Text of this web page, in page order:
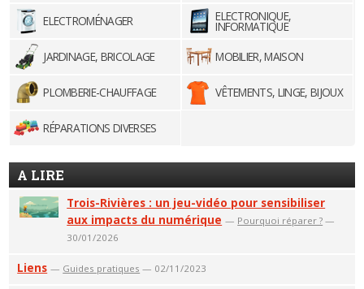
ELECTROMÉNAGER ELECTRONIQUE,
INFORMATIQUE
JARDINAGE, BRICOLAGE
MOBILIER, MAISON
PLOMBERIE-CHAUFFAGE VÊTEMENTS, LINGE, BIJOUX
RÉPARATIONS DIVERSES
A LIRE
Trois-Rivières : un jeu-vidéo pour sensibiliser
aux impacts du numérique — Pourquoi réparer ? —
30/01/2026
Liens — Guides pratiques — 02/11/2023